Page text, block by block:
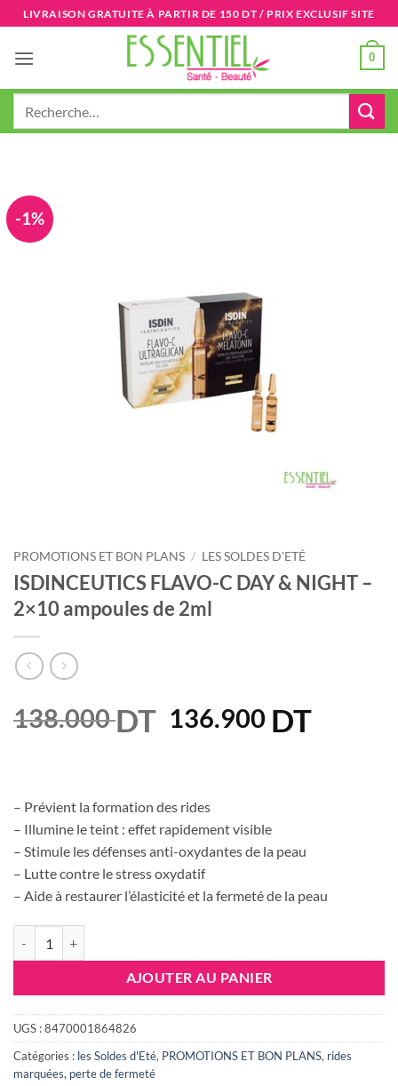
Passer
au
contenu
LIVRAISON GRATUITE À PARTIR DE 150 DT / PRIX EXCLUSIF SITE
0
-1%
PROMOTIONS ET BON PLANS / LES SOLDES D'ETÉ
ISDINCEUTICS FLAVO-C DAY & NIGHT –
2×10 ampoules de 2ml
138.000DT Le
138.000 DT.
136.900 DTLe
– Prévient la formation des rides
– Illumine le teint : effet rapidement visible
– Stimule les défenses anti-oxydantes de la peau
– Lutte contre le stress oxydatif
– Aide à restaurer l’élasticité et la fermeté de la peau
AJOUTER AU PANIER
UGS :8470001864826
Catégories : les Soldes d'Eté, PROMOTIONS ET BON PLANS, rides
marquées, perte de fermeté